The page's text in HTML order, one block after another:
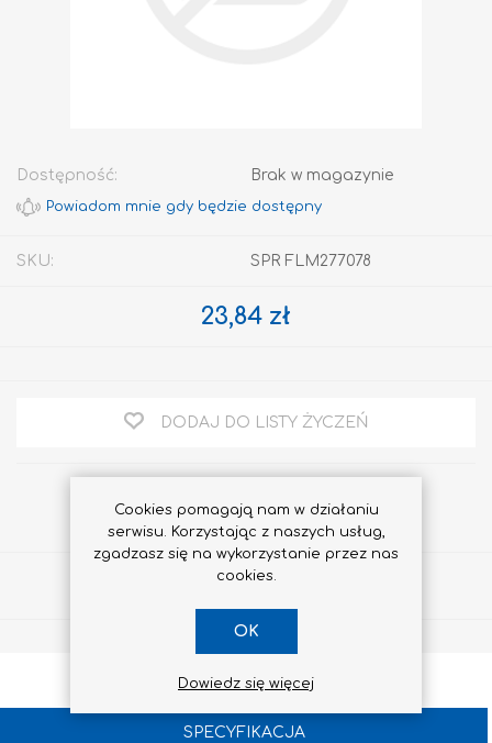
Dostępność: Brak w magazynie
SKU: SPR FLM277078
23,84 zł
DODAJ DO LISTY ŻYCZEŃ
Udostępnij
SPECYFIKACJA
Cookies pomagają nam w działaniu
serwisu. Korzystając z naszych usług,
zgadzasz się na wykorzystanie przez nas
cookies.
OK
Dowiedz się więcej